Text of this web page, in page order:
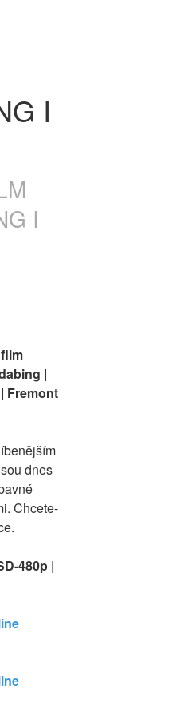
I
I
|
Fremont
dnes
Chcete-
480p |